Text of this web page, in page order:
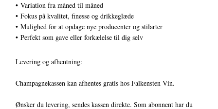
• Variation fra måned til måned
• Fokus på kvalitet, finesse og drikkeglæde
• Mulighed for at opdage nye producenter og stilarter
• Perfekt som gave eller forkælelse til dig selv
Levering og afhentning:
Champagnekassen kan afhentes gratis hos Falkensten Vin.
Ønsker du levering, sendes kassen direkte. Som abonnent har du